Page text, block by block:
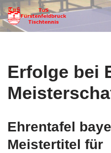
Zum
Erfolge bei
Ehrentafel
Meistertitel für